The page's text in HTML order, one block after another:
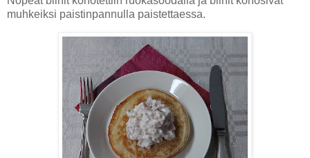
muhkeiksi paistinpannulla paistettaessa.